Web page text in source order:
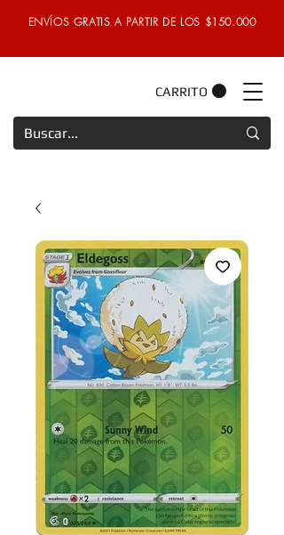
ENVÍOS GRATIS A PARTIR DE LOS $150.000
CARRITO